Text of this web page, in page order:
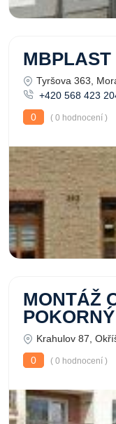
MBPLAST
Tyršova 363,
+420 568 423
0
( 0 hodnocení )
MONTÁŽ
Krahulov 87,
0
( 0 hodnocení )